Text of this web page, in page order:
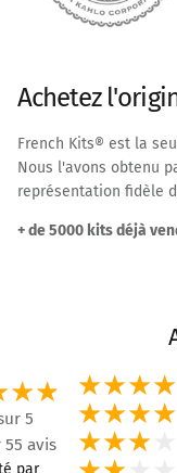
Achetez
French Kits® est la
Nous l'avons obtenu
représentation fidèle
+ de 5000 kits déjà
5
55 avis
par